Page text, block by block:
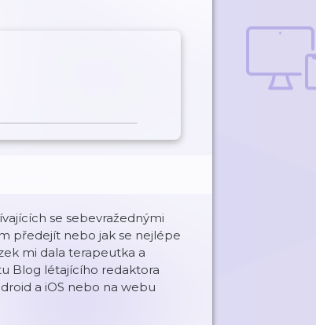
se sebevražednými
předejít nebo jak se nejlépe
mi dala terapeutka a
Blog létajícího redaktora
a iOS nebo na webu